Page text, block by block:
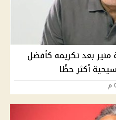
منير بعد تكريمه كأفضل
أكثر حظًا